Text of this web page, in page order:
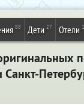
88 Дети 27 Отели